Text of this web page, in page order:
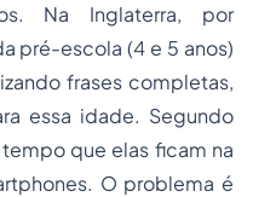
Na Inglaterra, por
pré-escola (4 e 5 anos)
frases completas,
essa idade. Segundo
que elas ficam na
O problema é